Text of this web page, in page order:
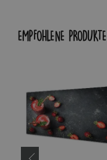
EMPFOHLENE PRODUKTE